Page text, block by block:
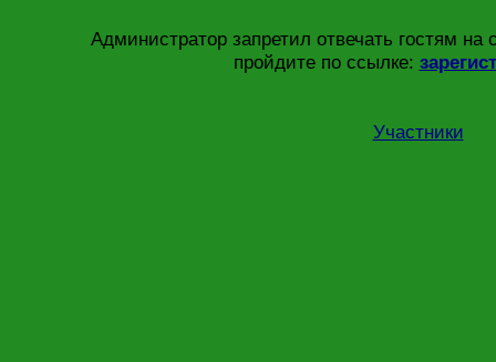
Администратор запретил отвечать гостям
пройдите по ссылке:
Участники